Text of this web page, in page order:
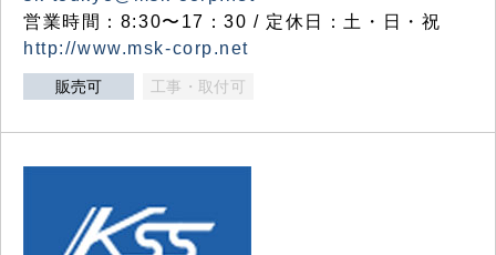
営業時間：8:30〜17：30 / 定休日：土・日・祝
http://www.msk-corp.net
販売可 工事・取付可